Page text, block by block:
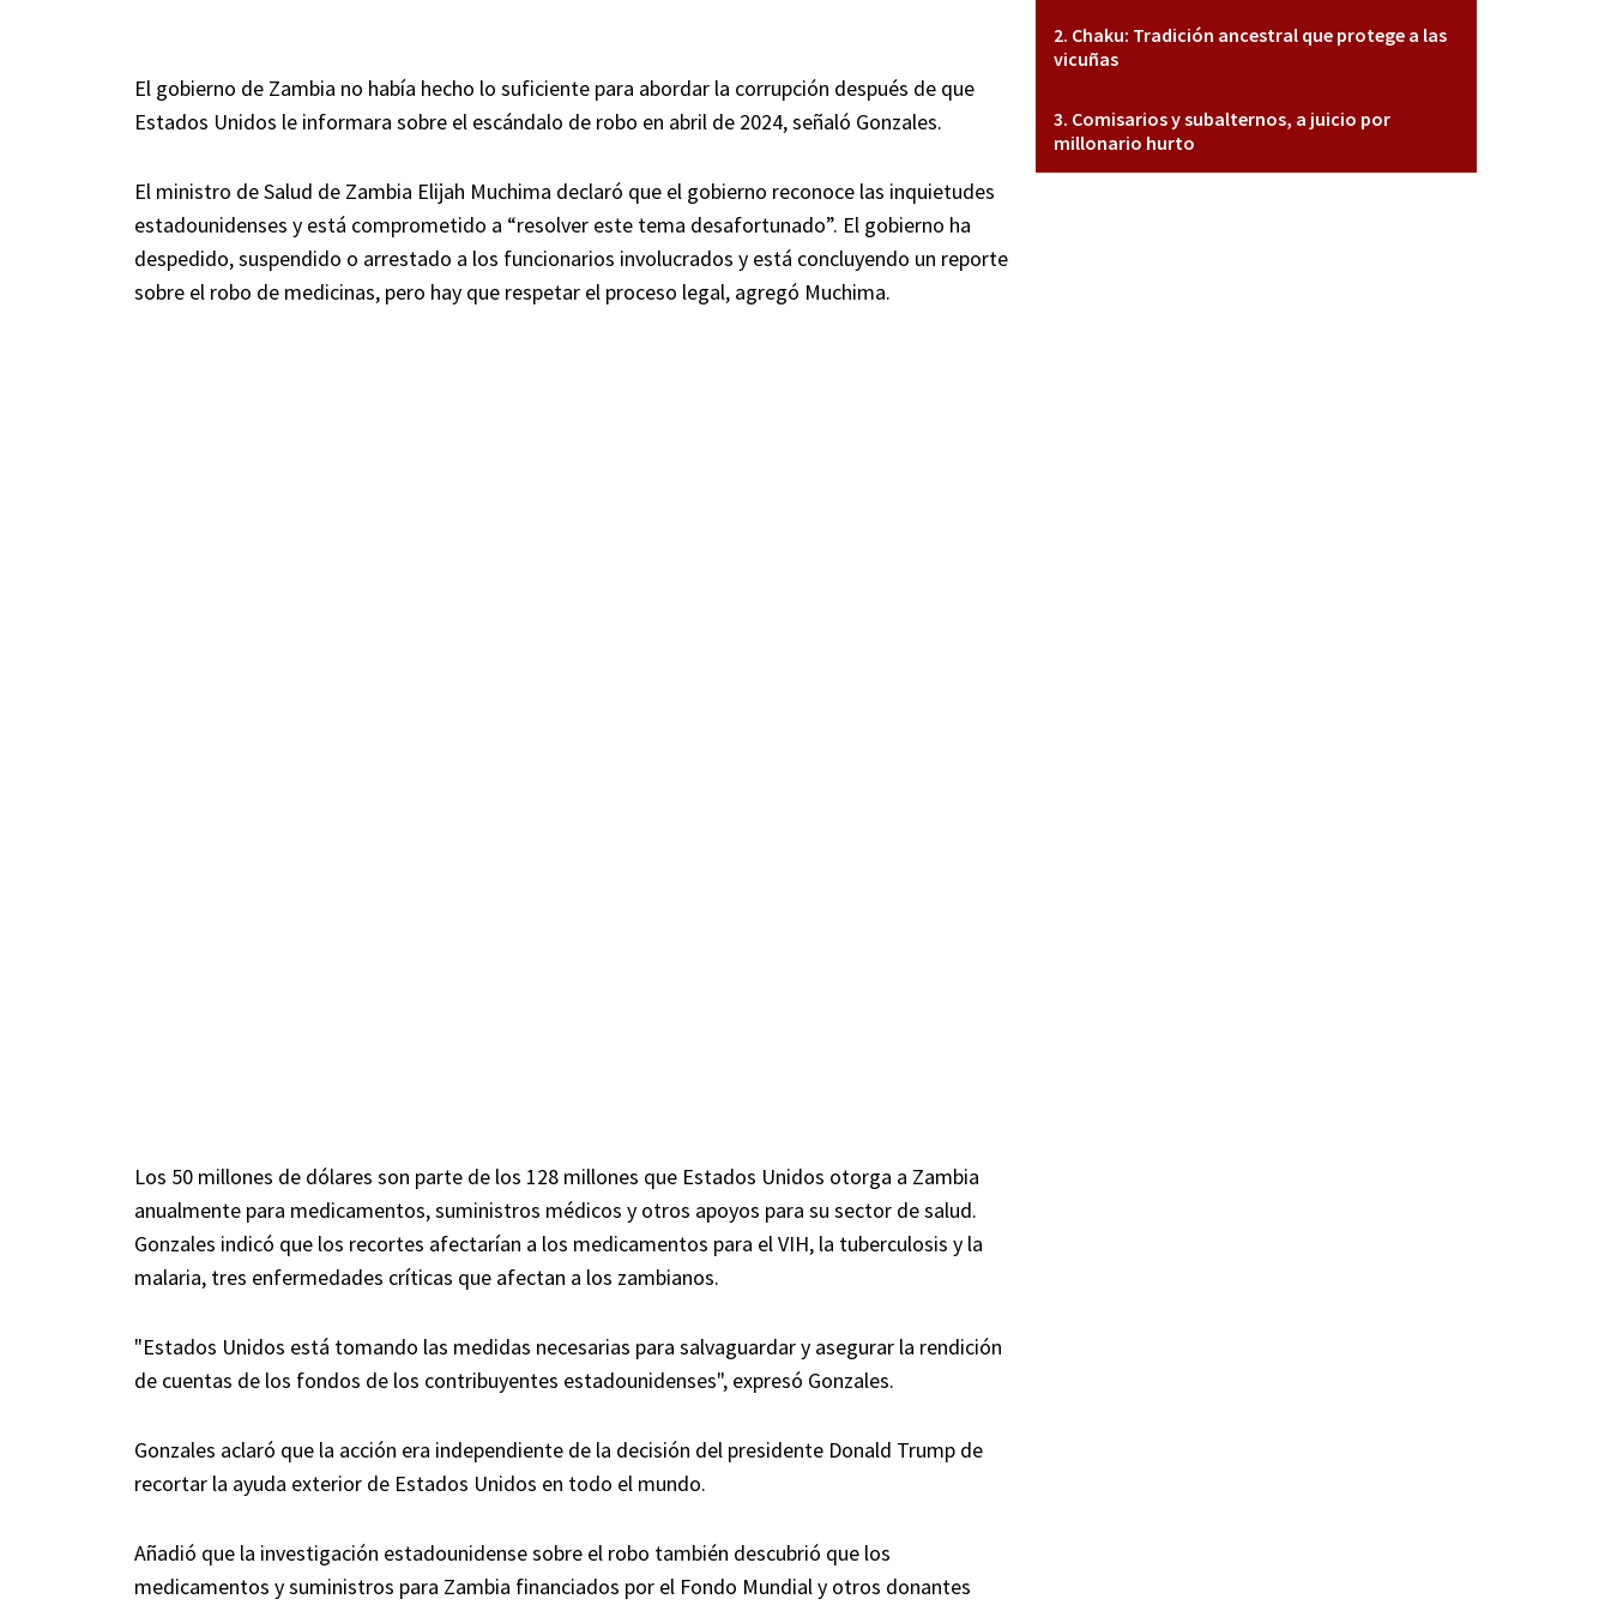
El gobierno de Zambia no había hecho lo suficiente para abordar la corrupción después de que
Estados Unidos le informara sobre el escándalo de robo en abril de 2024, señaló Gonzales.
El ministro de Salud de Zambia Elijah Muchima declaró que el gobierno reconoce las inquietudes
estadounidenses y está comprometido a “resolver este tema desafortunado”. El gobierno ha
despedido, suspendido o arrestado a los funcionarios involucrados y está concluyendo un reporte
sobre el robo de medicinas, pero hay que respetar el proceso legal, agregó Muchima.
Los 50 millones de dólares son parte de los 128 millones que Estados Unidos otorga a Zambia
anualmente para medicamentos, suministros médicos y otros apoyos para su sector de salud.
Gonzales indicó que los recortes afectarían a los medicamentos para el VIH, la tuberculosis y la
malaria, tres enfermedades críticas que afectan a los zambianos.
"Estados Unidos está tomando las medidas necesarias para salvaguardar y asegurar la rendición
de cuentas de los fondos de los contribuyentes estadounidenses", expresó Gonzales.
Gonzales aclaró que la acción era independiente de la decisión del presidente Donald Trump de
recortar la ayuda exterior de Estados Unidos en todo el mundo.
Añadió que la investigación estadounidense sobre el robo también descubrió que los
medicamentos y suministros para Zambia financiados por el Fondo Mundial y otros donantes
Chaku: Tradición ancestral que protege a las
vicuñas
Comisarios y subalternos, a juicio por
millonario hurto